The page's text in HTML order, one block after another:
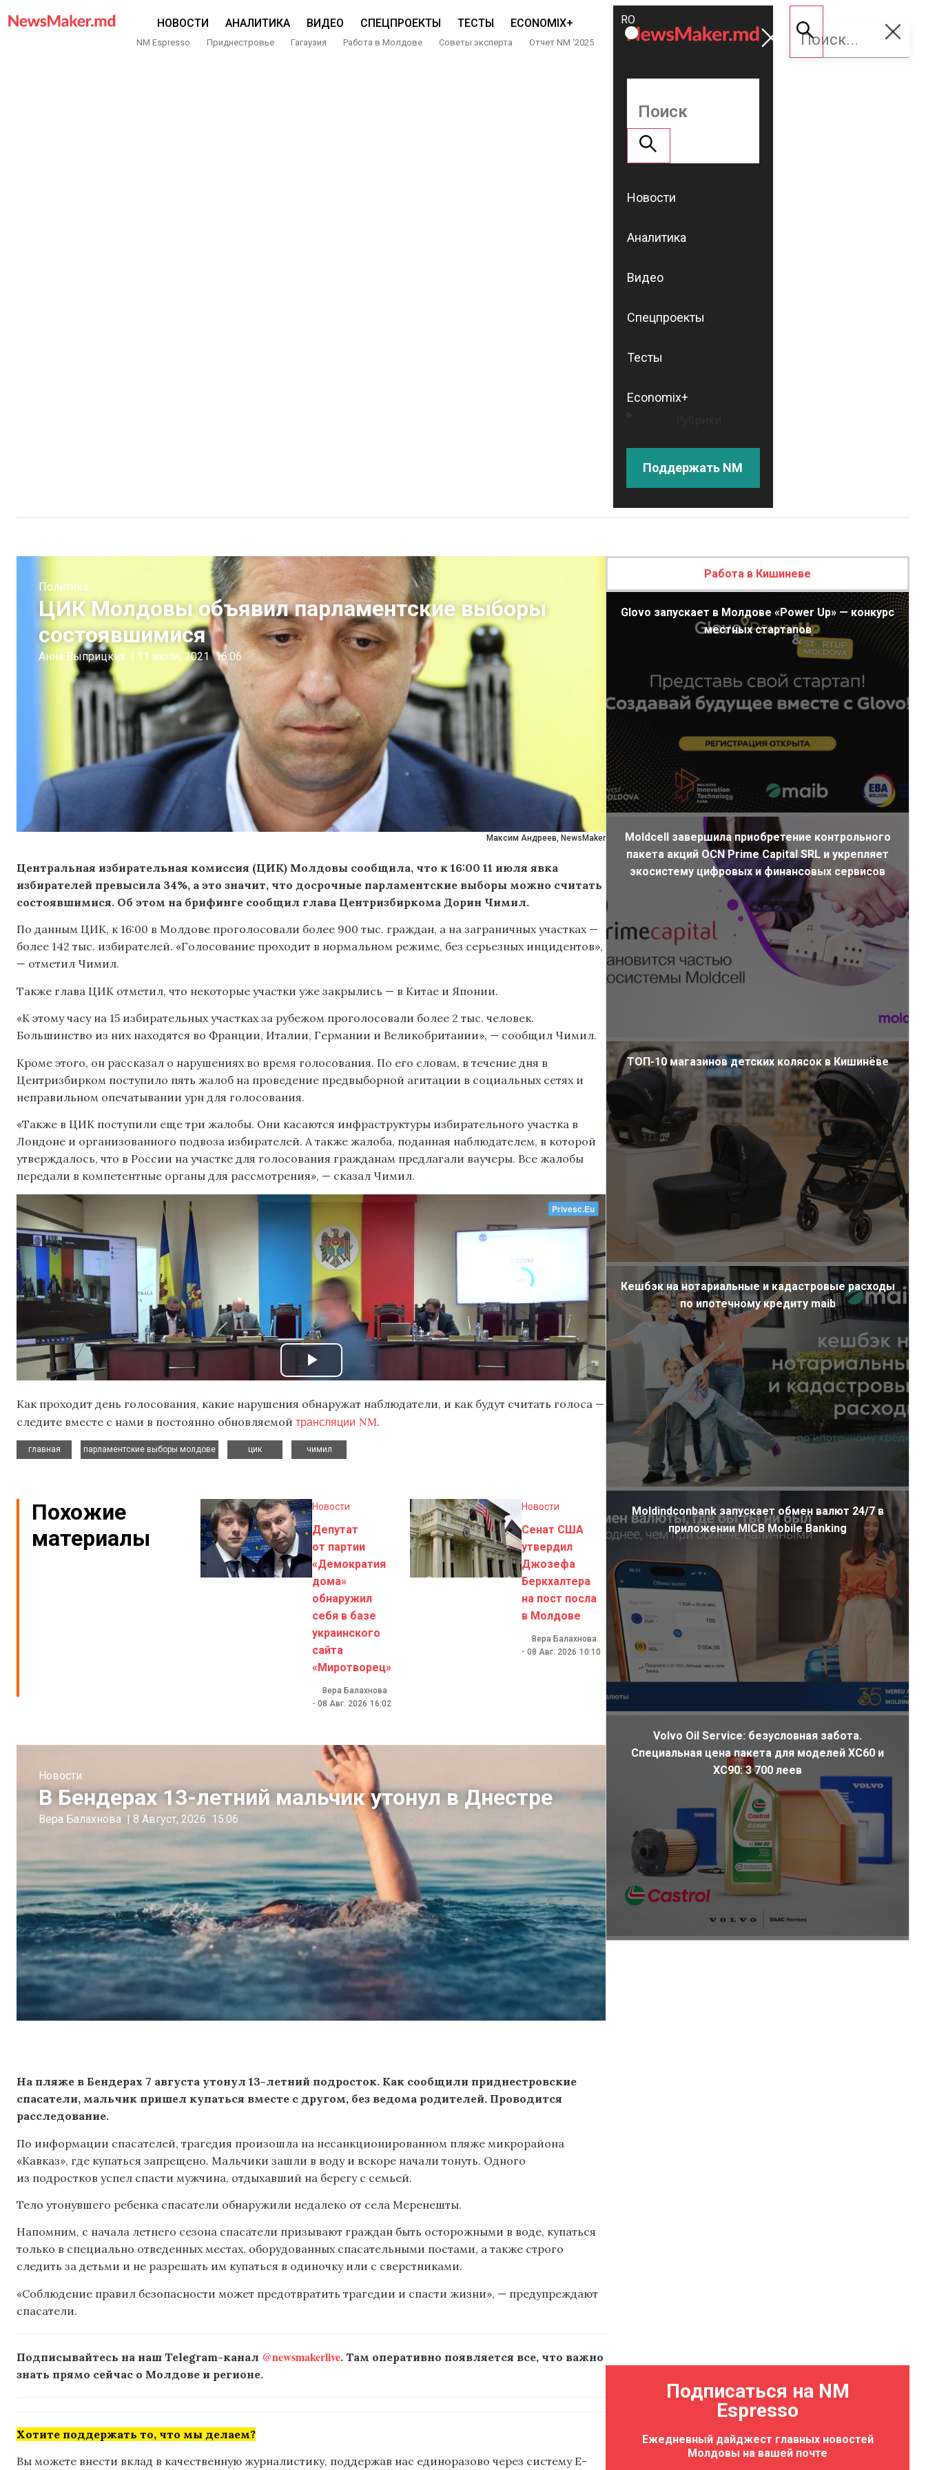
НОВОСТИ АНАЛИТИКА ВИДЕО СПЕЦПРОЕКТЫ ТЕСТЫ ECONOMIX+
NM Espresso Приднестровье Гагаузия Работа в Молдове Советы эксперта Отчет NM ‘2025
ROMÂNĂ
RU
Поддержать
NM
Новости
Аналитика
Видео
Спецпроекты
Тесты
Economix+
Поддержать NM
Максим Андреев, NewsMaker
Политика
ЦИК Молдовы объявил парламентские выборы
состоявшимися
Анна Выприцких | 11 июля, 2021 16:06
Центральная избирательная комиссия (ЦИК) Молдовы сообщила, что к 16:00 11 июля явка
избирателей превысила 34%, а это значит, что досрочные парламентские выборы можно считать
состоявшимися. Об этом на брифинге сообщил глава Центризбиркома Дорин Чимил.
По данным ЦИК, к 16:00 в Молдове проголосовали более 900 тыс. граждан, а на заграничных участках —
более 142 тыс. избирателей. «Голосование проходит в нормальном режиме, без серьезных инцидентов»,
— отметил Чимил.
Также глава ЦИК отметил, что некоторые участки уже закрылись — в Китае и Японии.
«К этому часу на 15 избирательных участках за рубежом проголосовали более 2 тыс. человек.
Большинство из них находятся во Франции, Италии, Германии и Великобритании», — сообщил Чимил.
Кроме этого, он рассказал о нарушениях во время голосования. По его словам, в течение дня в
Центризбирком поступило пять жалоб на проведение предвыборной агитации в социальных сетях и
неправильном опечатывании урн для голосования.
«Также в ЦИК поступили еще три жалобы. Они касаются инфраструктуры избирательного участка в
Лондоне и организованного подвоза избирателей. А также жалоба, поданная наблюдателем, в которой
утверждалось, что в России на участке для голосования гражданам предлагали ваучеры. Все жалобы
передали в компетентные органы для рассмотрения», — сказал Чимил.
Как проходит день голосования, какие нарушения обнаружат наблюдатели, и как будут считать голоса —
следите вместе с нами в постоянно обновляемой трансляции NM.
главная
парламентские выборы молдове
цик
чимил
Похожие
материалы
Новости
Депутат
от партии
«Демократия
дома»
обнаружил
себя в базе
украинского
сайта
«Миротворец»
Вера Балахнова
- 08 Авг. 2026 16:02
Новости
Сенат США
утвердил
Джозефа
Беркхалтера
на пост посла
в Молдове
Вера Балахнова
- 08 Авг. 2026 10:10
Новости
В Бендерах 13-летний мальчик утонул в Днестре
Вера Балахнова | 8 Август, 2026 15:06
На пляже в Бендерах 7 августа утонул 13-летний подросток. Как сообщили приднестровские
спасатели, мальчик пришел купаться вместе с другом, без ведома родителей. Проводится
расследование.
По информации спасателей, трагедия произошла на несанкционированном пляже микрорайона
«Кавказ», где купаться запрещено. Мальчики зашли в воду и вскоре начали тонуть. Одного
из подростков успел спасти мужчина, отдыхавший на берегу с семьей.
Тело утонувшего ребенка спасатели обнаружили недалеко от села Меренешты.
Напомним, с начала летнего сезона спасатели призывают граждан быть осторожными в воде, купаться
только в специально отведенных местах, оборудованных спасательными постами, а также строго
следить за детьми и не разрешать им купаться в одиночку или с сверстниками.
«Соблюдение правил безопасности может предотвратить трагедии и спасти жизни», — предупреждают
спасатели.
Подписывайтесь на наш Telegram-канал @newsmakerlive. Там оперативно появляется все, что важно
знать прямо сейчас о Молдове и регионе.
Хотите поддержать то, что мы делаем?
Вы можете внести вклад в качественную журналистику, поддержав нас единоразово через систему E-
Работа в Кишиневе
Glovo запускает в Молдове «Power Up» — конкурс
местных стартапов
Moldcell завершила приобретение контрольного
пакета акций OCN Prime Capital SRL и укрепляет
экосистему цифровых и финансовых сервисов
ТОП-10 магазинов детских колясок в Кишинёве
Кешбэк на нотариальные и кадастровые расходы
по ипотечному кредиту maib
Moldindconbank запускает обмен валют 24/7 в
приложении MICB Mobile Banking
Volvo Oil Service: безусловная забота.
Специальная цена пакета для моделей XC60 и
XC90: 3 700 леев
Подписаться на NM
Espresso
Ежедневный дайджест главных новостей
Молдовы на вашей почте